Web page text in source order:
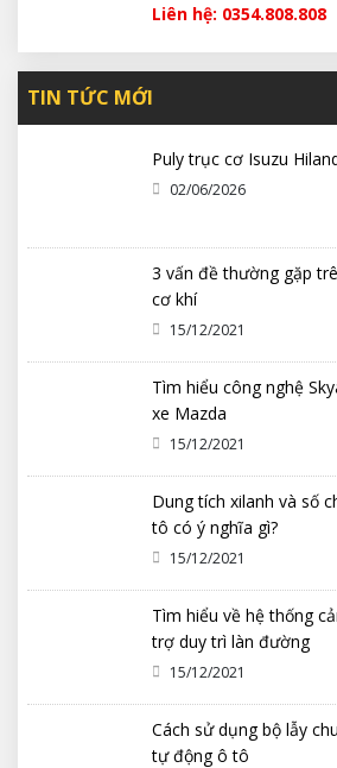
Liên hệ: 0354.808.808
TIN TỨC MỚI
Puly trục cơ Isuzu
02/06/2026
3 vấn đề thường gặp
cơ khí
15/12/2021
Tìm hiểu công nghệ
xe Mazda
15/12/2021
Dung tích xilanh và số
tô có ý nghĩa gì?
15/12/2021
Tìm hiểu về hệ thống
trợ duy trì làn đường
15/12/2021
Cách sử dụng bộ lẫy
tự động ô tô